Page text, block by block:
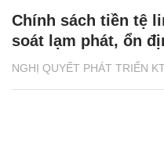
NGHỊ QUYẾT PHÁT TRIỂN
Chính sách tiền tệ
soát lạm phát, ổn